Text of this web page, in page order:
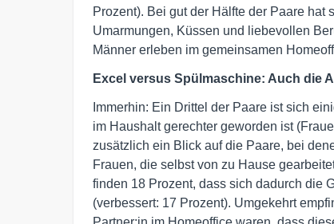
Prozent). Bei gut der Hälfte der Paare
Umarmungen, Küssen und liebevollen
Männer erleben im gemeinsamen
Excel versus Spülmaschine: Auch die
Immerhin: Ein Drittel der Paare ist sich
im Haushalt gerechter geworden ist
zusätzlich ein Blick auf die Paare, bei
Frauen, die selbst von zu Hause
finden 18 Prozent, dass sich dadurch die
(verbessert: 17 Prozent). Umgekehrt